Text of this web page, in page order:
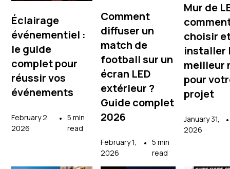
Éclairage
événementiel :
le guide
complet pour
réussir vos
événements
February 2,
2026
• 5 min
read
Comment
diffuser un
match de
football sur un
écran LED
extérieur ?
Guide complet
2026
February 1,
2026
• 5 min
read
Mur de
choisir
installer
meilleur
pour
projet
January 31,
2026
•